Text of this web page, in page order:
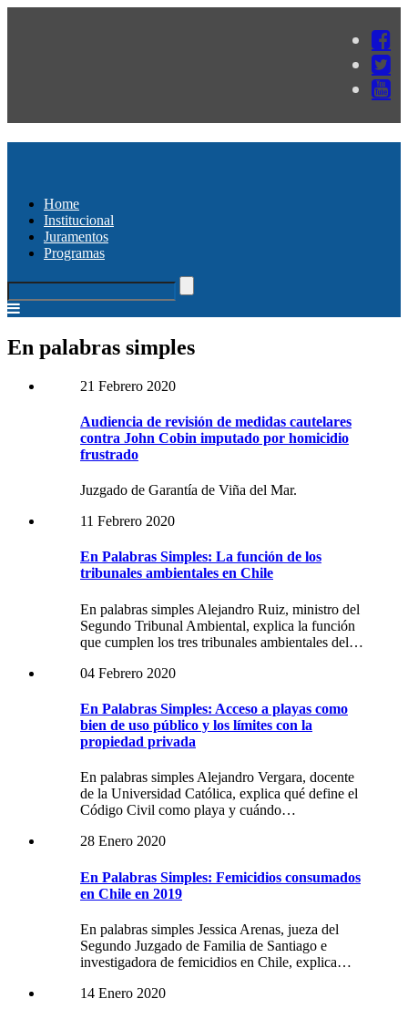
Home
Institucional
Juramentos
Programas
En palabras simples
21 Febrero 2020
Audiencia de revisión de medidas cautelares
contra John Cobin imputado por homicidio
frustrado
Juzgado de Garantía de Viña del Mar.
11 Febrero 2020
En Palabras Simples: La función de los
tribunales ambientales en Chile
En palabras simples Alejandro Ruiz, ministro del
Segundo Tribunal Ambiental, explica la función
que cumplen los tres tribunales ambientales del…
04 Febrero 2020
En Palabras Simples: Acceso a playas como
bien de uso público y los límites con la
propiedad privada
En palabras simples Alejandro Vergara, docente
de la Universidad Católica, explica qué define el
Código Civil como playa y cuándo…
28 Enero 2020
En Palabras Simples: Femicidios consumados
en Chile en 2019
En palabras simples Jessica Arenas, jueza del
Segundo Juzgado de Familia de Santiago e
investigadora de femicidios en Chile, explica…
14 Enero 2020